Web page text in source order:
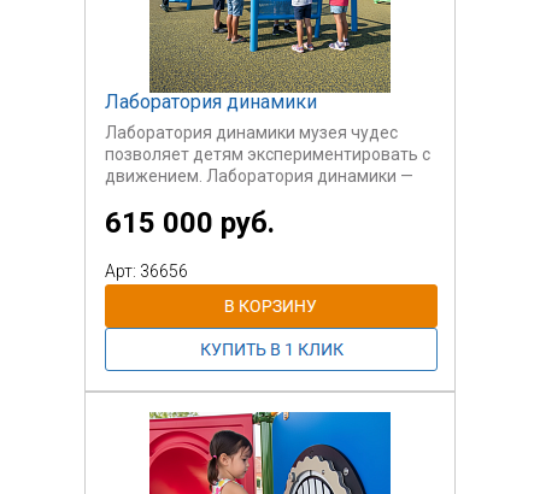
Лаборатория динамики
Лаборатория динамики музея чудес
позволяет детям экспериментировать с
движением. Лаборатория динамики —
который дает детям возможность
проверить основные законы механики в
захватывающей игровой обстановке.
Возраст пользователей 3-12 лет.
615 000 руб.
Арт: 36656